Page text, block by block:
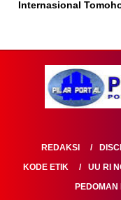
Internasional
REDAKSI
KODE ETIK
UU RI
PEDOMAN